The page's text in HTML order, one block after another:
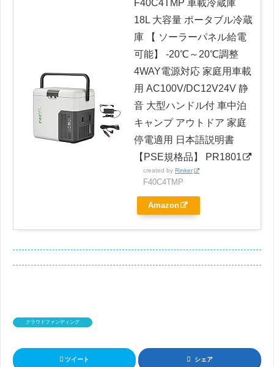
F40C4TMP 車載冷蔵庫
18L 大容量 ポータブル冷蔵
庫 【 ソーラーパネル給電
可能】 -20℃～20℃調整
4WAY電源対応 家庭用車載
用 AC100V/DC12V24V 静
音 大型ハンドル付 車中泊
キャンプ アウトドア 家庭
停電適用 日本語説明書
【PSE規格品】 PR1801
created by Rinker
F40C4TMP
Amazon
クラウドファンディング
ツイート シェア